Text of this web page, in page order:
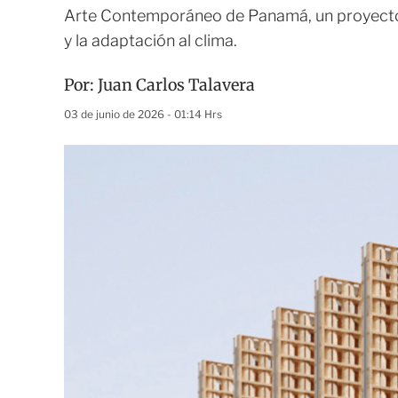
Arte Contemporáneo de Panamá, un
y la adaptación al clima.
Por: Juan Carlos Talavera
03 de junio de 2026 - 01:14 Hrs